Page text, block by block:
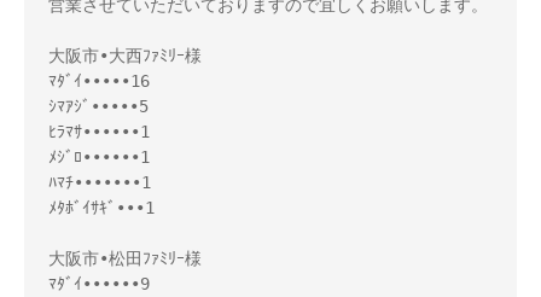
営業させていただいておりますので宜しくお願いします。
大阪市•大西ﾌｧﾐﾘｰ様
ﾏﾀﾞｲ•••••16
ｼﾏｱｼﾞ•••••5
ﾋﾗﾏｻ••••••1
ﾒｼﾞﾛ••••••1
ﾊﾏﾁ•••••••1
ﾒﾀﾎﾞｲｻｷﾞ•••1
大阪市•松田ﾌｧﾐﾘｰ様
ﾏﾀﾞｲ••••••9